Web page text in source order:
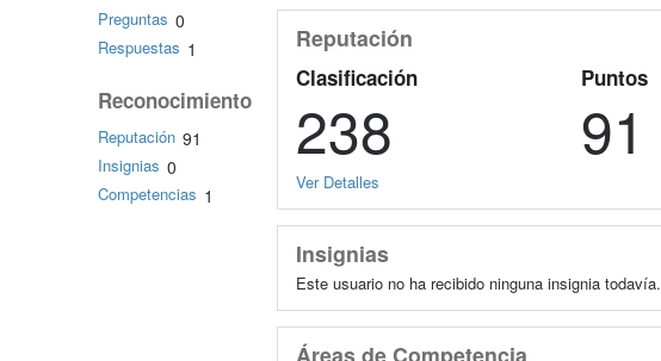
Preguntas 0
Respuestas 1
Reconocimiento
Reputación 91
Insignias 0
Competencias 1
Reputación
Clasificación
238
Puntos
91
Ver Detalles
Insignias
Este usuario no ha recibido ninguna insignia todavía.
Áreas de Competencia